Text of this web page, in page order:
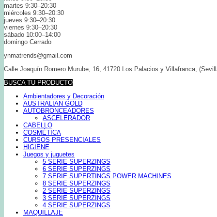
martes 9:30–20:30
miércoles 9:30–20:30
jueves 9:30–20:30
viernes 9:30–20:30
sábado 10:00–14:00
domingo Cerrado
ynmatrends@gmail.com
Calle Joaquín Romero Murube, 16, 41720 Los Palacios y Villafranca,
BUSCA TU PRODUCTO
Ambientadores y Decoración
AUSTRALIAN GOLD
AUTOBRONCEADORES
ASCELERADOR
CABELLO
COSMÉTICA
CURSOS PRESENCIALES
HIGIENE
Juegos y juguetes
5 SERIE SUPERZINGS
6 SERIE SUPERZINGS
7 SERIE SUPERTINGS POWER MACHINES
8 SERIE SUPERZINGS
2 SERIE SUPERZINGS
3 SERIE SUPERZINGS
4 SERIE SUPERZINGS
MAQUILLAJE